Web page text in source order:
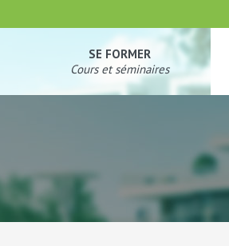
SE FORMER
Cours et séminaires